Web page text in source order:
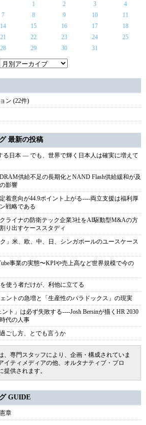
1
2 3
4
7 8 9 10
11
14 15 16 17
18
21 22 23 24
25
28 29 30 31
ン (22件)
最新の投稿
る日本 ― でも、世界で輝く日本人は確実に増えて
供給不足の長期化とNAND Flash供給緩和が及
影響
着意向が44.9ポイント上がる----両立支援は福利厚
戦略である
ライナの防衛テック企業3社をAI駆動型M&Aの方
り出すケーススタディ
」米、欧、中、日、シンガポールのユースケース
事業の実態〜KPIや売上高など世界規模で今の
使う者だけが、利他に立てる
ントの急増と「生産性のパラドックス」の現実
ント」は必ず失敗する----Josh Bersinが描くHR 2030
代の人事
ごし方、とでも言うか
、専門スタッフにより、企画・構成されていま
イティメディアの他、オルタナティブ・ブロ
提供されます。
GUIDE
章